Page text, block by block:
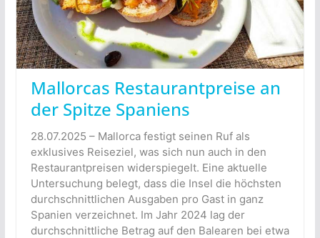
Mallorcas Restaurantpreise an
der Spitze Spaniens
28.07.2025 – Mallorca festigt seinen Ruf als
exklusives Reiseziel, was sich nun auch in den
Restaurantpreisen widerspiegelt. Eine aktuelle
Untersuchung belegt, dass die Insel die höchsten
durchschnittlichen Ausgaben pro Gast in ganz
Spanien verzeichnet. Im Jahr 2024 lag der
durchschnittliche Betrag auf den Balearen bei etwa